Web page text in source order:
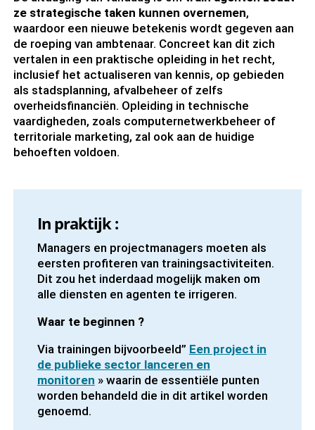
ze strategische taken kunnen overnemen,
waardoor een nieuwe betekenis wordt gegeven aan
de roeping van ambtenaar. Concreet kan dit zich
vertalen in een praktische opleiding in het recht,
inclusief het actualiseren van kennis, op gebieden
als stadsplanning, afvalbeheer of zelfs
overheidsfinanciën. Opleiding in technische
vaardigheden, zoals computernetwerkbeheer of
territoriale marketing, zal ook aan de huidige
behoeften voldoen.
In praktijk :
Managers en projectmanagers moeten als
eersten profiteren van trainingsactiviteiten.
Dit zou het inderdaad mogelijk maken om
alle diensten en agenten te irrigeren.
Waar te beginnen ?
Via trainingen bijvoorbeeld” Een project in
de publieke sector lanceren en
monitoren » waarin de essentiële punten
worden behandeld die in dit artikel worden
genoemd.